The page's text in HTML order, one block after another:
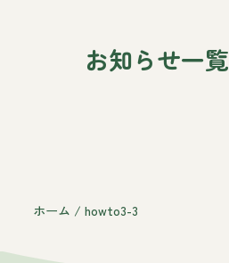
お知らせ一覧
ホーム / howto3-3